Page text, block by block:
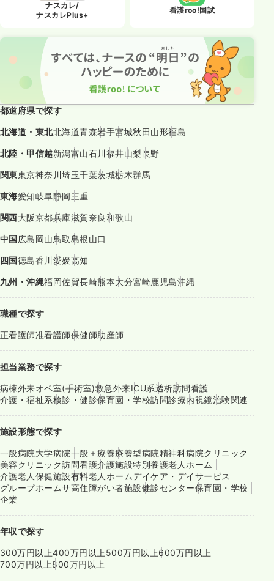
ナスカレ/
ナスカレPlus+
看護roo!国試
都道府県で探す
北海道・東北北海道青森岩手宮城秋田山形福島
北陸・甲信越新潟富山石川福井山梨長野
関東東京神奈川埼玉千葉茨城栃木群馬
東海愛知岐阜静岡三重
関西大阪京都兵庫滋賀奈良和歌山
中国広島岡山鳥取島根山口
四国徳島香川愛媛高知
九州・沖縄福岡佐賀長崎熊本大分宮崎鹿児島沖縄
職種で探す
正看護師准看護師保健師助産師
担当業務で探す
病棟外来オペ室(手術室)救急外来ICU系透析訪問看護
介護・福祉系検診・健診保育園・学校訪問診療内視鏡治験関連
施設形態で探す
一般病院大学病院一般＋療養療養型病院精神科病院クリニック
美容クリニック訪問看護介護施設特別養護老人ホーム
介護老人保健施設有料老人ホームデイケア・デイサービス
グループホームサ高住障がい者施設健診センター保育園・学校
企業
年収で探す
300万円以上400万円以上 500万円以上600万円以上
700万円以上800万円以上